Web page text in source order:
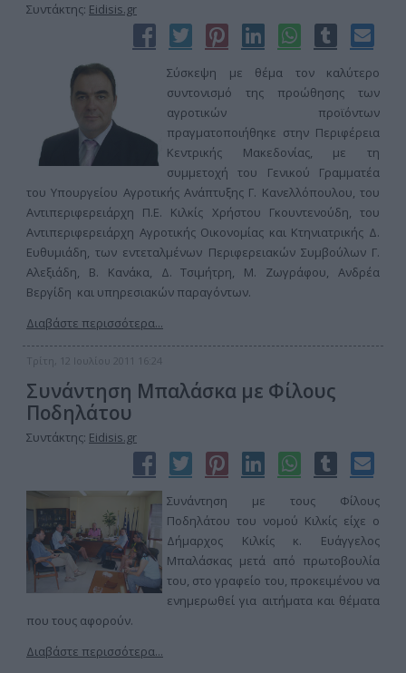
Συντάκτης: Eidisis.gr
Σύσκεψη με θέμα τον καλύτερο
συντονισμό της προώθησης των
αγροτικών προϊόντων
πραγματοποιήθηκε στην Περιφέρεια
Κεντρικής Μακεδονίας, με τη
συμμετοχή του Γενικού Γραμματέα
του Υπουργείου Αγροτικής Ανάπτυξης Γ. Κανελλόπουλου, του
Αντιπεριφερειάρχη Π.Ε. Κιλκίς Χρήστου Γκουντενούδη, του
Αντιπεριφερειάρχη Αγροτικής Οικονομίας και Κτηνιατρικής Δ.
Ευθυμιάδη, των εντεταλμένων Περιφερειακών Συμβούλων Γ.
Αλεξιάδη, Β. Κανάκα, Δ. Τσιμήτρη, Μ. Ζωγράφου, Ανδρέα
Βεργίδη και υπηρεσιακών παραγόντων.
Διαβάστε περισσότερα...
Τρίτη, 12 Ιουλίου 2011 16:24
Συνάντηση Μπαλάσκα με Φίλους
Ποδηλάτου
Συντάκτης: Eidisis.gr
Συνάντηση με τους Φίλους
Ποδηλάτου του νομού Κιλκίς είχε ο
Δήμαρχος Κιλκίς κ. Ευάγγελος
Μπαλάσκας μετά από πρωτοβουλία
του, στο γραφείο του, προκειμένου να
ενημερωθεί για αιτήματα και θέματα
που τους αφορούν.
Διαβάστε περισσότερα...